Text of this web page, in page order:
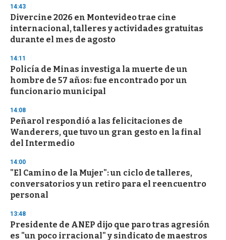
s
e
c
o
n
14:43
Divercine 2026 en Montevideo trae cine
internacional, talleres y actividades gratuitas
durante el mes de agosto
14:11
Policía de Minas investiga la muerte de un
hombre de 57 años: fue encontrado por un
funcionario municipal
14:08
Peñarol respondió a las felicitaciones de
Wanderers, que tuvo un gran gesto en la final
del Intermedio
14:00
"El Camino de la Mujer": un ciclo de talleres,
conversatorios y un retiro para el reencuentro
personal
13:48
Presidente de ANEP dijo que paro tras agresión
es "un poco irracional" y sindicato de maestros